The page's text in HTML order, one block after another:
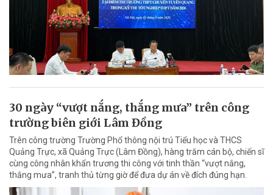
30 ngày “vượt nắng, thắng mưa” trên công
trường biên giới Lâm Đồng
Trên công trường Trường Phổ thông nội trú Tiểu học và THCS
Quảng Trực, xã Quảng Trực (Lâm Đồng), hàng trăm cán bộ, chiến sĩ
cùng công nhân khẩn trương thi công với tinh thần “vượt nắng,
thắng mưa”, tranh thủ từng giờ để đưa dự án về đích đúng hạn.